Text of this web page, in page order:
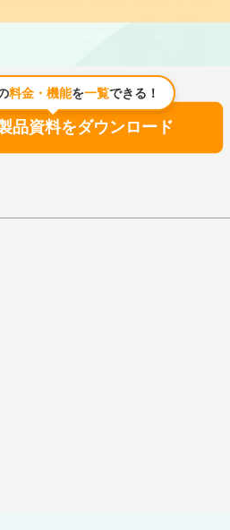
料金・機能を一覧できる！
品資料をダウンロード